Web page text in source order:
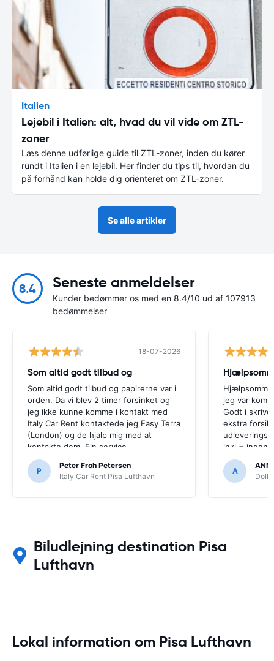
Italien
Lejebil i Italien: alt, hvad du vil vide om ZTL-
zoner
Læs denne udførlige guide til ZTL-zoner, inden du kører
rundt i Italien i en lejebil. Her finder du tips til, hvordan du
på forhånd kan holde dig orienteret om ZTL-zoner.
Se alle artikler
8.4 Seneste anmeldelser
Kunder bedømmer os med en 8.4/10 ud af 107913
bedømmelser
18-07-2026
Som altid godt tilbud og
Som altid godt tilbud og papirerne var i
orden. Da vi blev 2 timer forsinket og
jeg ikke kunne komme i kontakt med
Italy Car Rent kontaktede jeg Easy Terra
(London) og de hjalp mig med at
kontakte dem. Fin service.
P
Peter Froh Petersen
Italy Car Rent Pisa Lufthavn
jeg var
Godt i
ekstra
inkl = ingen
A
Biludlejning destination Pisa
Lufthavn
Lokal information om Pisa Lufthavn